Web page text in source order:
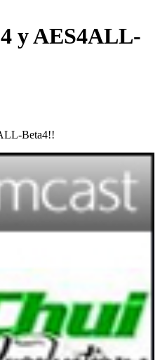
y AES4ALL-
Beta4!!